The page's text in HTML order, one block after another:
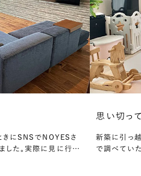
きにSNSでNOYESさ
た。実際に見に行き、
思い切っ
新築に引っ
で調べてい